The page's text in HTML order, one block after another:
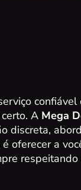
A Mega
discreta,
oferecer a